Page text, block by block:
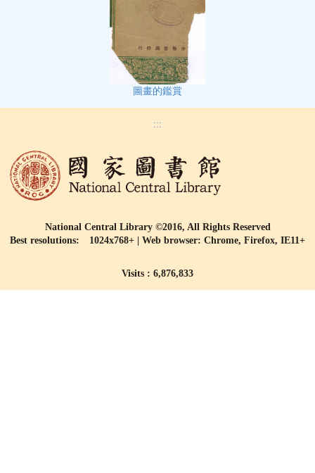
圖畫的鑑賞
:::
National Central Library ©2016, All Rights Reserved
Best resolutions: 1024x768+ | Web browser: Chrome, Firefox, IE11+
Visits : 6,876,833